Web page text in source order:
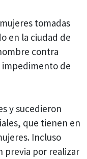
tomadas
en la ciudad de
contra
impedimento de
y sucedieron
que tienen en
Incluso
previa por realizar